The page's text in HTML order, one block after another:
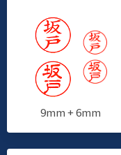
9mm + 6mm